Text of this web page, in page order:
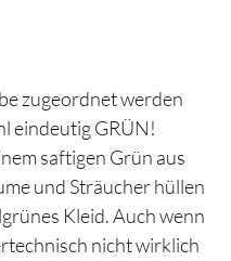
zugeordnet werden
eindeutig GRÜN!
saftigen Grün aus
und Sträucher hüllen
Kleid. Auch wenn
nicht wirklich